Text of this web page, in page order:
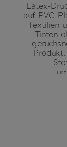
Latex-
auf PVC-
Textilien
Tinten